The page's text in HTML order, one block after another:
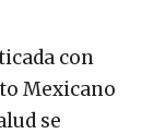
con
Mexicano
se